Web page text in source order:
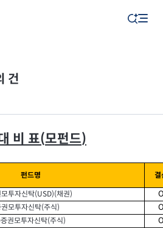
건
비 표(모펀드)
펀드명 결
투자신탁(USD)(채권)
모투자신탁(주식)
증권모투자신탁(주식)